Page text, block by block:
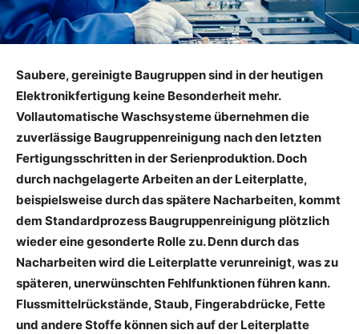
Saubere, gereinigte Baugruppen sind in der heutigen
Elektronikfertigung keine Besonderheit mehr.
Vollautomatische Waschsysteme übernehmen die
zuverlässige Baugruppenreinigung nach den letzten
Fertigungsschritten in der Serienproduktion. Doch
durch nachgelagerte Arbeiten an der Leiterplatte,
beispielsweise durch das spätere Nacharbeiten, kommt
dem Standardprozess Baugruppenreinigung plötzlich
wieder eine gesonderte Rolle zu. Denn durch das
Nacharbeiten wird die Leiterplatte verunreinigt, was zu
späteren, unerwünschten Fehlfunktionen führen kann.
Flussmittelrückstände, Staub, Fingerabdrücke, Fette
und andere Stoffe können sich auf der Leiterplatte